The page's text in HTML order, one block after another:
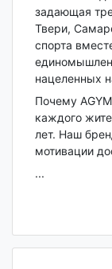
задающая
Твери,
спорта
нацеленных
Почему
каждого
лет. Наш
мотивации
...